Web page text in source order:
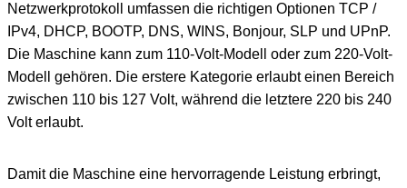
Netzwerkprotokoll umfassen die richtigen Optionen TCP /
IPv4, DHCP, BOOTP, DNS, WINS, Bonjour, SLP und UPnP.
Die Maschine kann zum 110-Volt-Modell oder zum 220-Volt-
Modell gehören. Die erstere Kategorie erlaubt einen Bereich
zwischen 110 bis 127 Volt, während die letztere 220 bis 240
Volt erlaubt.
Damit die Maschine eine hervorragende Leistung erbringt,